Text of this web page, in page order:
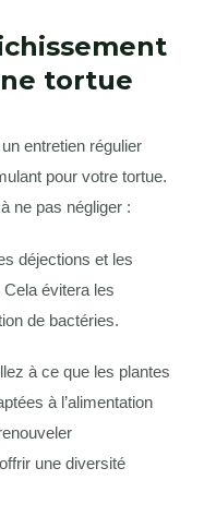
tortue
entretien régulier
pour votre tortue.
ne pas négliger :
déjections et les
évitera les
de bactéries.
à ce que les plantes
à l’alimentation
une diversité